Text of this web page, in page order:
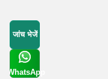
जांच भेजें
WhatsApp